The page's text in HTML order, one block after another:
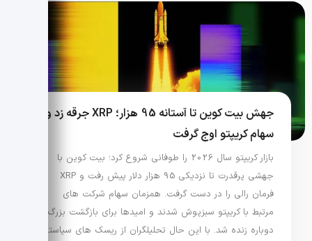
جهش بیت کوین تا آستانه 95 هزار؛ XRP جرقه زد و
سهام کریپتو اوج گرفت
بازار کریپتو سال 2026 را طوفانی شروع کرد؛ بیت کوین با
جهشی پرقدرت تا نزدیکی 95 هزار دلار پیش رفت و XRP
فرمان رالی را در دست گرفت. همزمان سهام شرکت های
مرتبط با کریپتو سبزپوش شدند و امیدها برای بازگشت بزرگ
دوباره زنده شد. با این حال تحلیلگران از ریسک های سیاستی